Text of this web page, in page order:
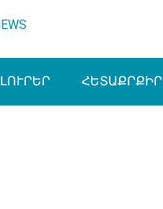
ԼՈՒՐԵՐ ՀԵՏԱՔՐՔԻՐ